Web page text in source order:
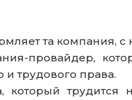
та компания,
провайдер,
трудового права.
который